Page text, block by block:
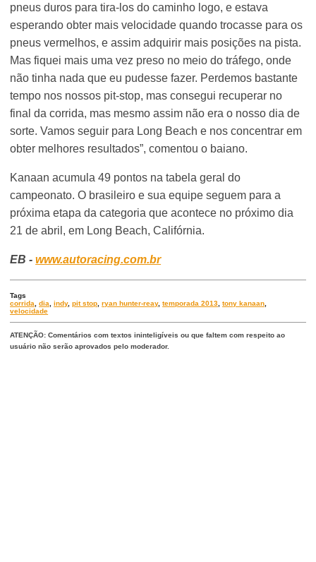
pneus duros para tira-los do caminho logo, e estava
esperando obter mais velocidade quando trocasse para os
pneus vermelhos, e assim adquirir mais posições na pista.
Mas fiquei mais uma vez preso no meio do tráfego, onde
não tinha nada que eu pudesse fazer. Perdemos bastante
tempo nos nossos pit-stop, mas consegui recuperar no
final da corrida, mas mesmo assim não era o nosso dia de
sorte. Vamos seguir para Long Beach e nos concentrar em
obter melhores resultados”, comentou o baiano.
Kanaan acumula 49 pontos na tabela geral do
campeonato. O brasileiro e sua equipe seguem para a
próxima etapa da categoria que acontece no próximo dia
21 de abril, em Long Beach, Califórnia.
EB -www.autoracing.com.br
Tags
corrida,dia,indy,pit stop,ryan hunter-reay,temporada 2013,tony kanaan,
velocidade
ATENÇÃO: Comentários com textos ininteligíveis ou que faltem com respeito ao
usuário não serão aprovados pelo moderador.